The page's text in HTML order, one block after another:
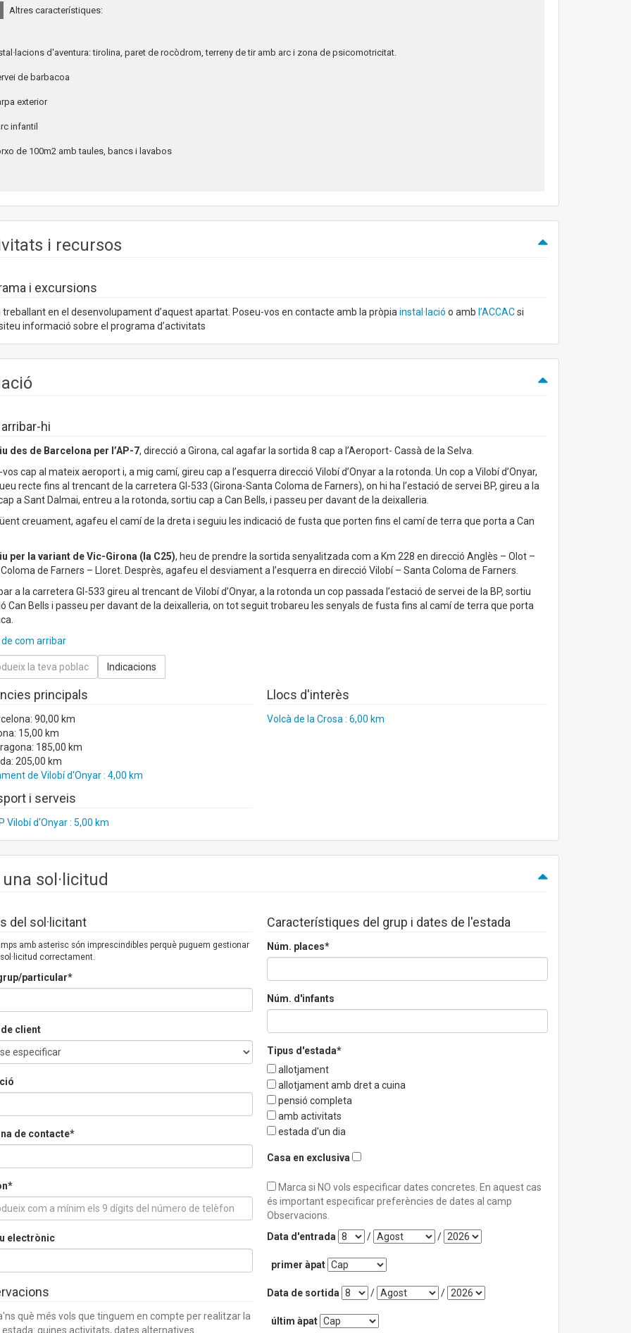
Altres característiques:
d'aventura: tirolina, paret de rocòdrom, terreny de tir amb arc i zona de psicomotricitat.
de barbacoa
exterior
infantil
de 100m2 amb taules, bancs i lavabos
i recursos
i excursions
treballant en el desenvolupament d’aquest apartat. Poseu-vos en contacte amb la pròpia instal·lació o amb l’ACCACsi
informació sobre el programa d’activitats
hi
des de Barcelona per l’AP-7, direcció a Girona, cal agafar la sortida 8 cap a l’Aeroport- Cassà de la Selva.
vos cap al mateix aeroport i, a mig camí, gireu cap a l’esquerra direcció Vilobí d’Onyar a la rotonda. Un cop a Vilobí d’Onyar,
recte fins al trencant de la carretera GI-533 (Girona-Santa Coloma de Farners), on hi ha l’estació de servei BP, gireu a la
a Sant Dalmai, entreu a la rotonda, sortiu cap a Can Bells, i passeu per davant de la deixalleria.
creuament, agafeu el camí de la dreta i seguiu les indicació de fusta que porten fins el camí de terra que porta a Can
per la variant de Vic-Girona (la C25), heu de prendre la sortida senyalitzada com a Km 228 en direcció Anglès – Olot –
de Farners – Lloret. Desprès, agafeu el desviament a l’esquerra en direcció Vilobí – Santa Coloma de Farners.
a la carretera GI-533 gireu al trencant de Vilobí d’Onyar, a la rotonda un cop passada l’estació de servei de la BP, sortiu
Can Bells i passeu per davant de la deixalleria, on tot seguit trobareu les senyals de fusta fins al camí de terra que porta
de com arribar
principals
90,00 km
15,00 km
185,00 km
205,00 km
de Vilobí d'Onyar : 4,00 km
i serveis
Vilobí d'Onyar : 5,00 km
Llocs d'interès
Volcà de la Crosa : 6,00 km
una sol·licitud
del sol·licitant
amb asterisc són imprescindibles perquè puguem gestionar
sol·licitud correctament.
particular*
client
de contacte*
electrònic
què més vols que tinguem en compte per realitzar la
quines activitats, dates alternatives...
Característiques del grup i dates de l'estada
Núm. places*
Núm. d'infants
Tipus d'estada*
allotjament
allotjament amb dret a cuina
pensió completa
amb activitats
estada d'un dia
Casa en exclusiva
Marca si NO vols especificar dates concretes. En aquest cas
és important especificar preferències de dates al camp
Observacions.
Data d'entrada
/ /
primer àpat
Data de sortida / /
últim àpat